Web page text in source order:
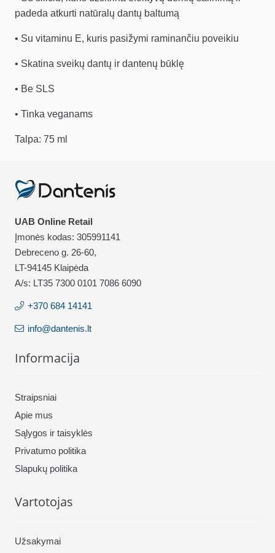
padeda atkurti natūralų dantų baltumą
• Su vitaminu E, kuris pasižymi raminančiu poveikiu
• Skatina sveikų dantų ir dantenų būklę
• Be SLS
• Tinka veganams
Talpa: 75 ml
UAB Online Retail
Įmonės kodas: 305991141
Debreceno g. 26-60,
LT-94145 Klaipėda
A/s: LT35 7300 0101 7086 6090
+370 684 14141
info@dantenis.lt
Informacija
Straipsniai
Apie mus
Sąlygos ir taisyklės
Privatumo politika
Slapukų politika
Vartotojas
Užsakymai